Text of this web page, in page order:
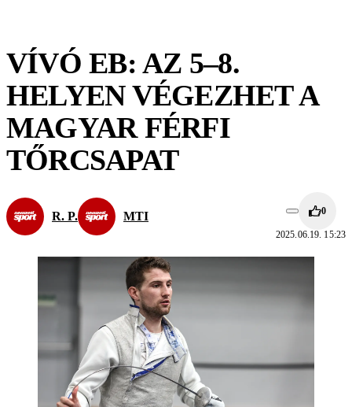
VÍVÓ EB: AZ 5–8.
HELYEN VÉGEZHET A
MAGYAR FÉRFI
TŐRCSAPAT
R. P. MTI 0
2025.06.19. 15:23